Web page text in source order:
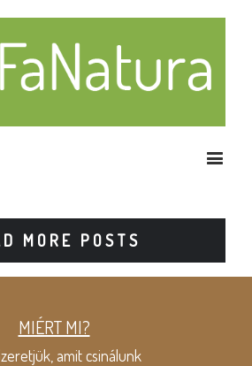
MORE POSTS
MIÉRT MI?
amit csinálunk